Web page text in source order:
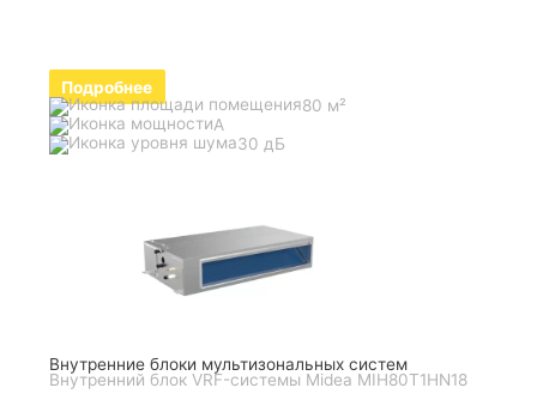
Подробнее
80 м²
A
30 дБ
Внутренние блоки мультизональных систем
Внутренний блок VRF-системы Midea MIH80T1HN18